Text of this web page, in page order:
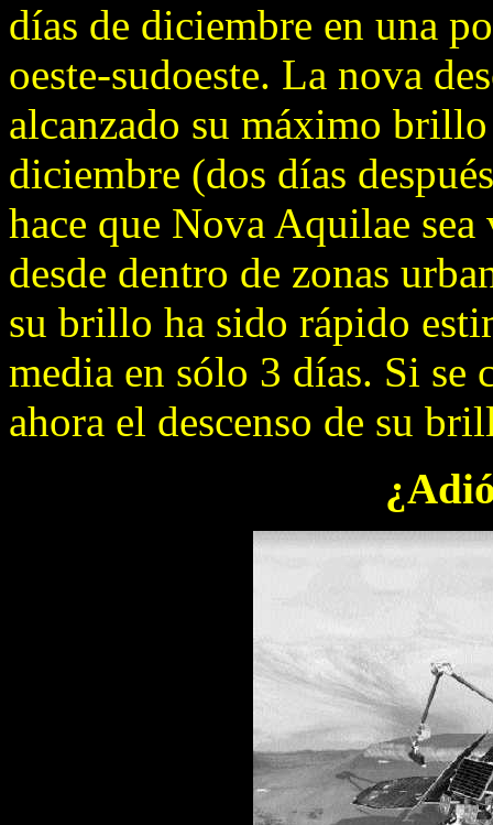
días de diciembre en una
oeste-sudoeste. La nova
alcanzado su máximo
diciembre (dos días
hace que Nova Aquilae
desde dentro de zonas
su brillo ha sido rápido
media en sólo 3 días. Si se
ahora el descenso de su